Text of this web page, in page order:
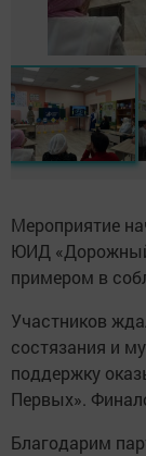
Мероприятие
ЮИД «Дорожный
примером в
Участников
состязания и
поддержку
Первых».
Благодарим